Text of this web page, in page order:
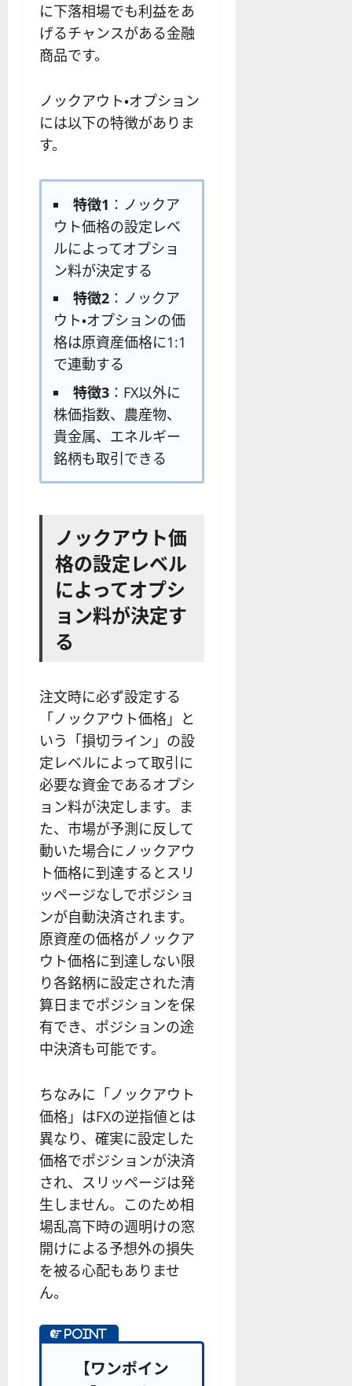
に下落相場でも利益をあ
げるチャンスがある金融
商品です。
ノックアウト・オプション
には以下の特徴がありま
す。
特徴1 ：ノックア
ウト価格の設定レベ
ルによってオプショ
ン料が決定する
特徴2 ：ノックア
ウト・オプションの価
格は原資産価格に1:1
で連動する
特徴3 ：FX以外に
株価指数、農産物、
貴金属、エネルギー
銘柄も取引できる
ノックアウト価
格の設定レベル
によってオプシ
ョン料が決定す
る
注文時に必ず設定する
「ノックアウト価格」と
いう「損切ライン」の設
定レベルによって取引に
必要な資金であるオプシ
ョン料が決定します。ま
た、市場が予測に反して
動いた場合にノックアウ
ト価格に到達するとスリ
ッページなしでポジショ
ンが自動決済されます。
原資産の価格がノックア
ウト価格に到達しない限
り各銘柄に設定された清
算日までポジションを保
有でき、ポジションの途
中決済も可能です。
ちなみに「ノックアウト
価格」はFXの逆指値とは
異なり、確実に設定した
価格でポジションが決済
され、スリッページは発
生しません。このため相
場乱高下時の週明けの窓
開けによる予想外の損失
を被る心配もありませ
ん。
【ワンポイン